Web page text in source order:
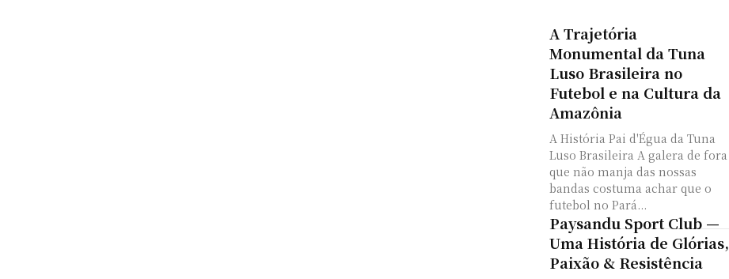
A Trajetória
Monumental da Tuna
Luso Brasileira no
Futebol e na Cultura da
Amazônia
A História Pai d'Égua da Tuna
Luso Brasileira A galera de fora
que não manja das nossas
bandas costuma achar que o
futebol no Pará...
Paysandu Sport Club —
Uma História de Glórias,
Paixão & Resistência